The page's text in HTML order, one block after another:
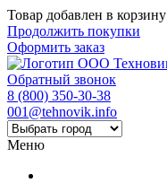
Товар добавлен в корзину
Продолжить покупки
Оформить заказ
Обратный звонок
8 (800) 350-30-38
001@tehnovik.info
Меню